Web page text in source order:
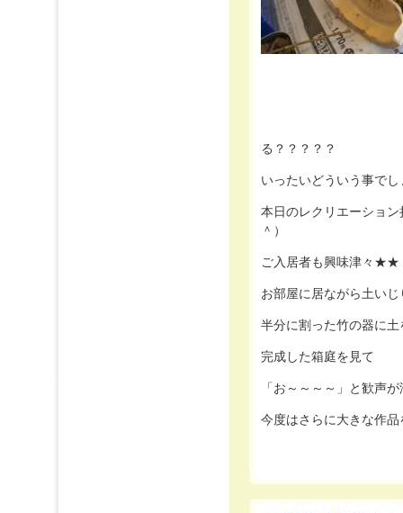
る？？？？？
いったいどういう事で
本日のレクリエーショ
＾）
ご入居者も興味津々★★
お部屋に居ながら土い
半分に割った竹の器に
完成した箱庭を見て
「お～～～～」と歓声
今度はさらに大きな作